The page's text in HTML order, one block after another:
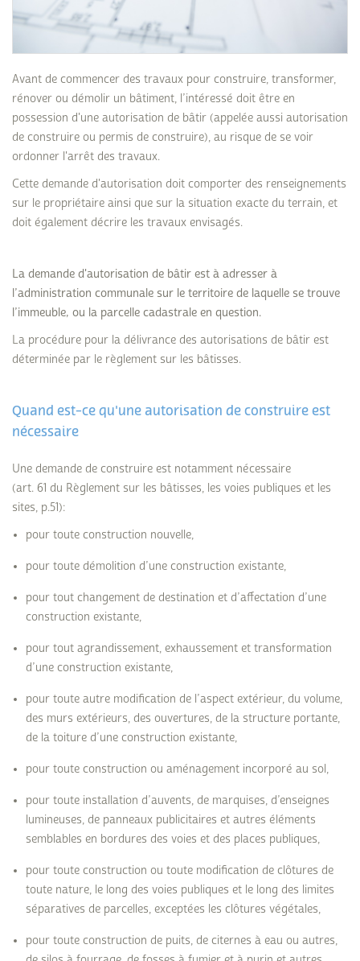
Avant de commencer des travaux pour construire, transformer,
rénover ou démolir un bâtiment, l’intéressé doit être en
possession d'une autorisation de bâtir (appelée aussi autorisation
de construire ou permis de construire), au risque de se voir
ordonner l'arrêt des travaux.
Cette demande d'autorisation doit comporter des renseignements
sur le propriétaire ainsi que sur la situation exacte du terrain, et
doit également décrire les travaux envisagés.
La demande d'autorisation de bâtir est à adresser à
l’administration communale sur le territoire de laquelle se trouve
l’immeuble, ou la parcelle cadastrale en question.
La procédure pour la délivrance des autorisations de bâtir est
déterminée par le règlement sur les bâtisses.
Quand est-ce qu'une autorisation de construire est
nécessaire
Une demande de construire est notamment nécessaire
(art. 61 du Règlement sur les bâtisses, les voies publiques et les
sites, p.51):
pour toute construction nouvelle,
pour toute démolition d’une construction existante,
pour tout changement de destination et d’affectation d’une
construction existante,
pour tout agrandissement, exhaussement et transformation
d’une construction existante,
pour toute autre modification de l’aspect extérieur, du volume,
des murs extérieurs, des ouvertures, de la structure portante,
de la toiture d’une construction existante,
pour toute construction ou aménagement incorporé au sol,
pour toute installation d’auvents, de marquises, d’enseignes
lumineuses, de panneaux publicitaires et autres éléments
semblables en bordures des voies et des places publiques,
pour toute construction ou toute modification de clôtures de
toute nature, le long des voies publiques et le long des limites
séparatives de parcelles, exceptées les clôtures végétales,
pour toute construction de puits, de citernes à eau ou autres,